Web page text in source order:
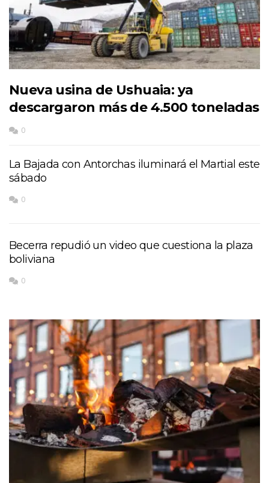
Nueva usina de Ushuaia: ya
descargaron más de 4.500 toneladas
0
La Bajada con Antorchas iluminará el Martial este
sábado
0
Becerra repudió un video que cuestiona la plaza
boliviana
0